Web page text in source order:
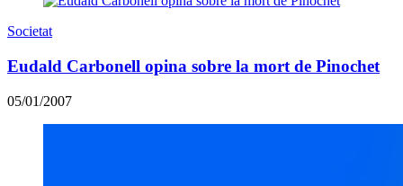
Societat
Eudald Carbonell opina sobre la mort de Pinochet
05/01/2007